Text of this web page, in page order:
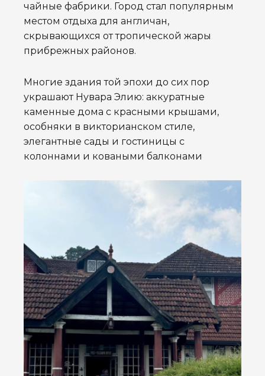
чайные фабрики. Город стал популярным
местом отдыха для англичан,
скрывающихся от тропической жары
прибрежных районов.
Многие здания той эпохи до сих пор
украшают Нувара Элию: аккуратные
каменные дома с красными крышами,
особняки в викторианском стиле,
элегантные сады и гостиницы с
колоннами и коваными балконами